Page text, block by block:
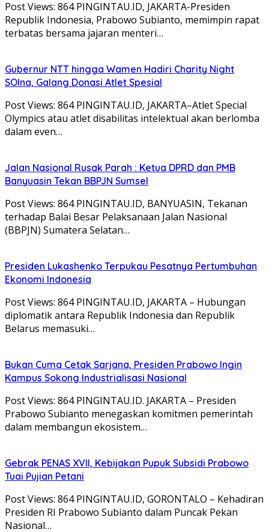
Post Views: 864 PINGINTAU.ID, JAKARTA-Presiden
Republik Indonesia, Prabowo Subianto, memimpin rapat
terbatas bersama jajaran menteri…
Gubernur NTT hingga Wamen Hadiri Charity Night
SOIna, Galang Donasi Atlet Spesial
Post Views: 864 PINGINTAU.ID, JAKARTA–Atlet Special
Olympics atau atlet disabilitas intelektual akan berlomba
dalam even…
Jalan Nasional Rusak Parah : Ketua DPRD dan PMB
Banyuasin Tekan BBPJN Sumsel
Post Views: 864 PINGINTAU.ID, BANYUASIN, Tekanan
terhadap Balai Besar Pelaksanaan Jalan Nasional
(BBPJN) Sumatera Selatan…
Presiden Lukashenko Terpukau Pesatnya Pertumbuhan
Ekonomi Indonesia
Post Views: 864 PINGINTAU.ID, JAKARTA – Hubungan
diplomatik antara Republik Indonesia dan Republik
Belarus memasuki…
Bukan Cuma Cetak Sarjana, Presiden Prabowo Ingin
Kampus Sokong Industrialisasi Nasional
Post Views: 864 PINGINTAU.ID. JAKARTA – Presiden
Prabowo Subianto menegaskan komitmen pemerintah
dalam membangun ekosistem…
Gebrak PENAS XVII, Kebijakan Pupuk Subsidi Prabowo
Tuai Pujian Petani
Post Views: 864 PINGINTAU.ID, GORONTALO – Kehadiran
Presiden RI Prabowo Subianto dalam Puncak Pekan
Nasional…